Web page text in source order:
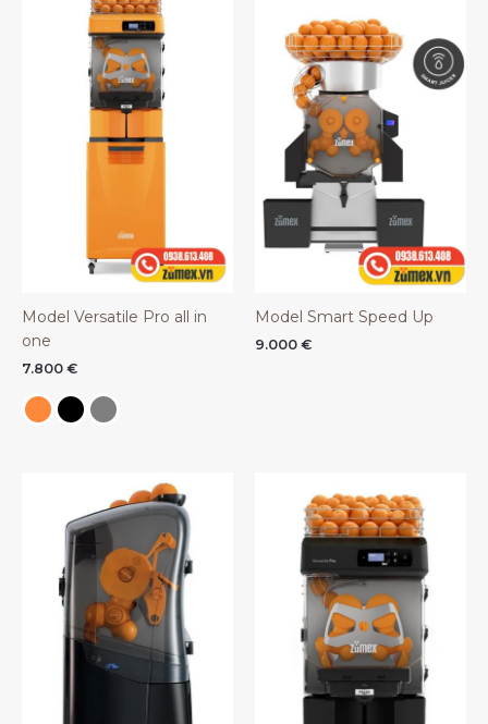
Model Versatile Pro all in
one
7.800 €
Model Smart Speed Up
9.000 €